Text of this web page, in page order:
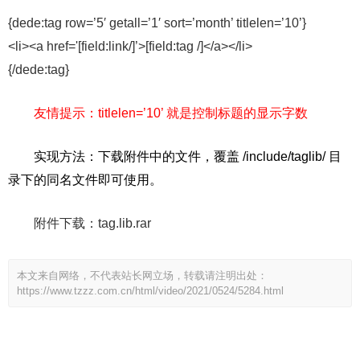
{dede:tag row=’5′ getall=’1′ sort=’month’ titlelen=’10’}
<li><a href='[field:link/]’>[field:tag /]</a></li>
{/dede:tag}
友情提示：titlelen=’10’ 就是控制标题的显示字数
实现方法：下载附件中的文件，覆盖 /include/taglib/ 目
录下的同名文件即可使用。
附件下载：tag.lib.rar
本文来自网络，不代表站长网立场，转载请注明出处：
https://www.tzzz.com.cn/html/video/2021/0524/5284.html